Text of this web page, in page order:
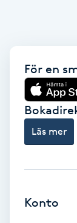
Vaccination
Vaxning
Veterinär
För en
Läs mer
Konto